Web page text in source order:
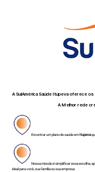
A SulAmérica Saúde Itupeva oferece
A Melhor rede
Encontrar um plano de saúde emItupeva
Nossa missão é simplificar essa escolha,
ideal para você, sua família ou sua empresa.